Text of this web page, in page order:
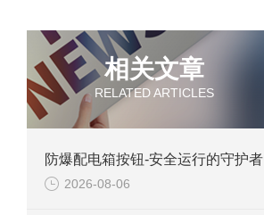
相关文章
RELATED ARTICLES
防爆配电箱按钮-安全运行的守护者
2026-08-06